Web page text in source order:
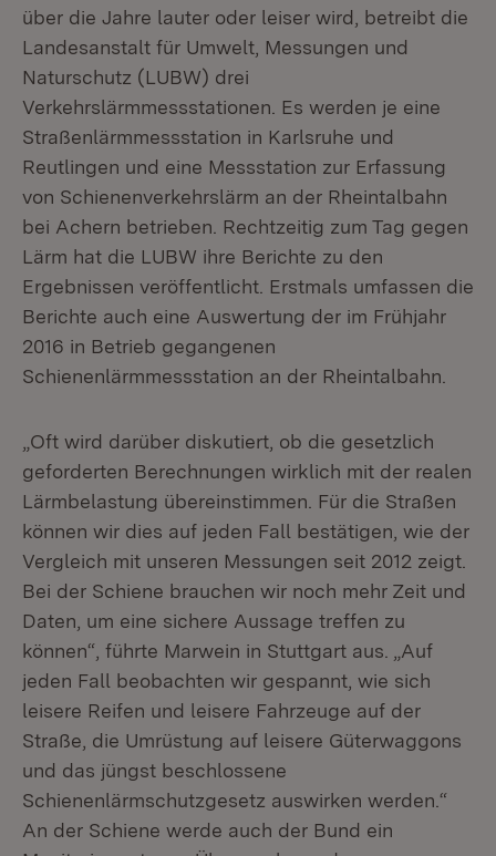
über die Jahre lauter oder leiser wird, betreibt die
Landesanstalt für Umwelt, Messungen und
Naturschutz (LUBW) drei
Verkehrslärmmessstationen. Es werden je eine
Straßenlärmmessstation in Karlsruhe und
Reutlingen und eine Messstation zur Erfassung
von Schienenverkehrslärm an der Rheintalbahn
bei Achern betrieben. Rechtzeitig zum Tag gegen
Lärm hat die LUBW ihre Berichte zu den
Ergebnissen veröffentlicht. Erstmals umfassen die
Berichte auch eine Auswertung der im Frühjahr
2016 in Betrieb gegangenen
Schienenlärmmessstation an der Rheintalbahn.
„Oft wird darüber diskutiert, ob die gesetzlich
geforderten Berechnungen wirklich mit der realen
Lärmbelastung übereinstimmen. Für die Straßen
können wir dies auf jeden Fall bestätigen, wie der
Vergleich mit unseren Messungen seit 2012 zeigt.
Bei der Schiene brauchen wir noch mehr Zeit und
Daten, um eine sichere Aussage treffen zu
können“, führte Marwein in Stuttgart aus. „Auf
jeden Fall beobachten wir gespannt, wie sich
leisere Reifen und leisere Fahrzeuge auf der
Straße, die Umrüstung auf leisere Güterwaggons
und das jüngst beschlossene
Schienenlärmschutzgesetz auswirken werden.“
An der Schiene werde auch der Bund ein